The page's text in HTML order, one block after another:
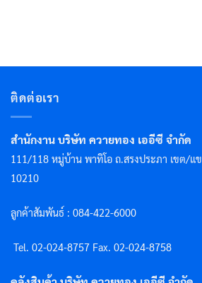
ติดต่อเรา
สำนักงาน บริษัท ควายทอง เออีซี จำกัด
111/118 หมู่บ้าน พาทิโอ ถ.สรงประภา เขต/แข
10210
ลูกค้าสัมพันธ์ : 084-422-6000
Tel. 02-024-8757 Fax. 02-024-8758